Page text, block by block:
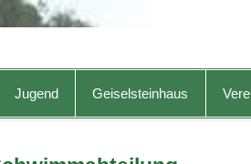
Jugend Geiselsteinhaus